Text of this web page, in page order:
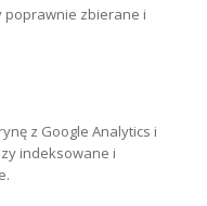
poprawnie zbierane i
z Google Analytics i
indeksowane i